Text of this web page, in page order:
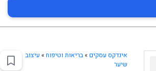
אינדקס עסקים »בריאות וטיפוח» עיצוב
שיער